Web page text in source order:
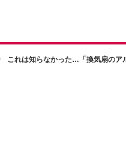
これは知らなかった…「換気扇のア